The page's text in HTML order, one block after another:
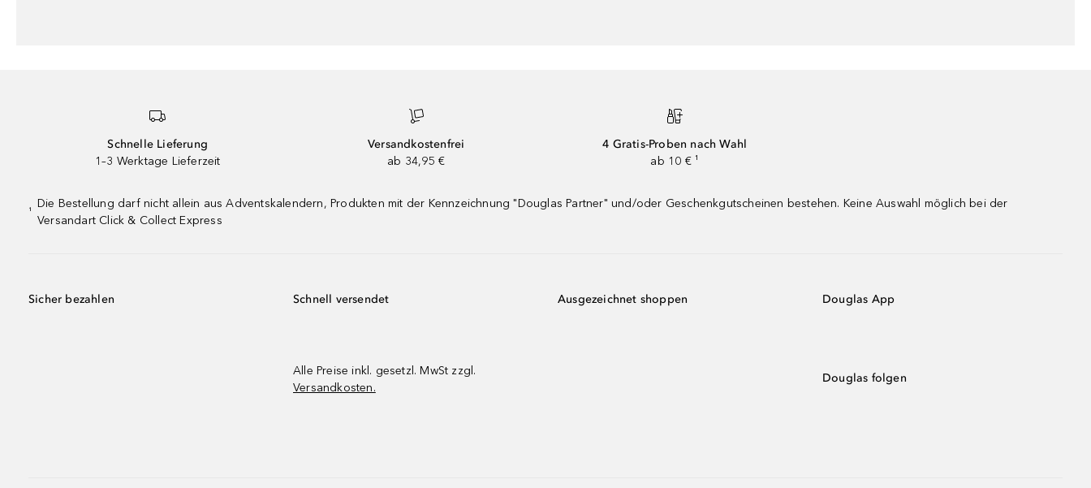
Schnelle Lieferung
1–3 Werktage Lieferzeit
Versandkostenfrei
ab 34,95 €
4 Gratis-Proben nach Wahl
ab 10 € ¹
¹
Die Bestellung darf nicht allein aus Adventskalendern, Produkten mit der Kennzeichnung "Douglas Partner" und/oder Geschenkgutscheinen bestehen. Keine Auswahl möglich bei der
Versandart Click & Collect Express
Sicher bezahlen Schnell versendet
Alle Preise inkl. gesetzl. MwSt zzgl.
Versandkosten.
Ausgezeichnet shoppen Douglas App
Douglas folgen